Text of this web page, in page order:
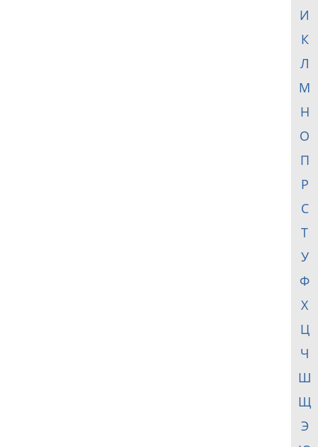
И
К
Л
М
Н
О
П
Р
С
Т
У
Ф
Х
Ц
Ч
Ш
Щ
Э